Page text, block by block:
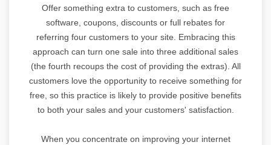
Offer something extra to customers, such as free
software, coupons, discounts or full rebates for
referring four customers to your site. Embracing this
approach can turn one sale into three additional sales
(the fourth recoups the cost of providing the extras). All
customers love the opportunity to receive something for
free, so this practice is likely to provide positive benefits
to both your sales and your customers' satisfaction.
When you concentrate on improving your internet